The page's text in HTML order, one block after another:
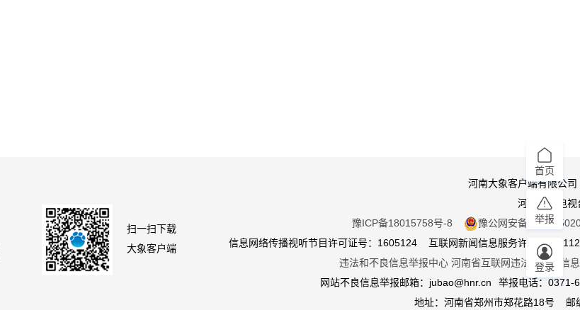
扫一扫下载
大象客户端
河南大象客户端有限公司
河南广播电视
豫ICP备18015758号-8
豫公网安备
信息网络传播视听节目许可证号：1605124 互联网新闻信息服务许可证：
违法和不良信息举报中心 河南省互联网违法和不良信
网站不良信息举报邮箱：jubao@hnr.cn
举报电话：0371-
地址：河南省郑州市郑花路18号 邮
首页
举报
登录